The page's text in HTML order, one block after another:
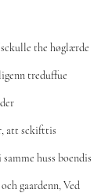
the høglærde
treduffue
att sckifttis
huss boendis
gaardenn, Ved